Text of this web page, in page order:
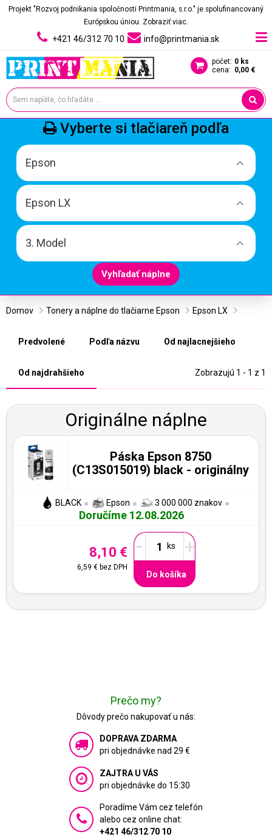
Projekt "Rozvoj podnikania spoločnosti Printmania, s.r.o." je spolufinancovaný
Európskou úniou. Zobraziť viac.
+421 46/312 70 10 info@printmania.sk
počet: 0 ks
cena: 0,00 €
Vyberte si tlačiareň podľa
Epson
Epson LX
3. Model
Vyhľadať náplne
Domov Tonery a náplne do tlačiarne Epson Epson LX
Predvolené Podľa názvu Od najlacnejšieho
Od najdrahšieho Zobrazujú 1 - 1 z 1
Originálne náplne
Páska Epson 8750
(C13S015019) black - originálny
BLACK Epson 3 000 000 znakov
Doručíme 12.08.2026
8,10 €
6,59 €bez DPH
- +
Do košíka
Prečo my?
Dôvody prečo nakupovať u nás:
DOPRAVA ZDARMA
pri objednávke nad 29 €
ZAJTRA U VÁS
pri objednávke do 15:30
Poradíme Vám cez telefón
alebo cez online chat:
+421 46/312 70 10